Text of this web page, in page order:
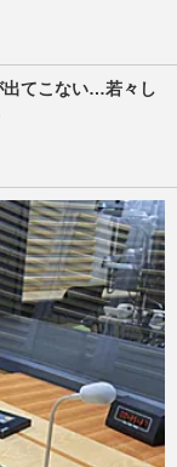
出てこない…若々し